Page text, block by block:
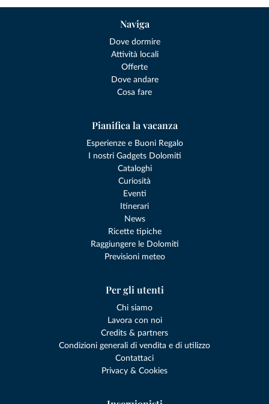
Naviga
Dove dormire
Attività locali
Offerte
Dove andare
Cosa fare
Pianifica la vacanza
Esperienze e Buoni Regalo
I nostri Gadgets Dolomiti
Cataloghi
Curiosità
Eventi
Itinerari
News
Ricette tipiche
Raggiungere le Dolomiti
Previsioni meteo
Per gli utenti
Chi siamo
Lavora con noi
Credits & partners
Condizioni generali di vendita e di utilizzo
Contattaci
Privacy & Cookies